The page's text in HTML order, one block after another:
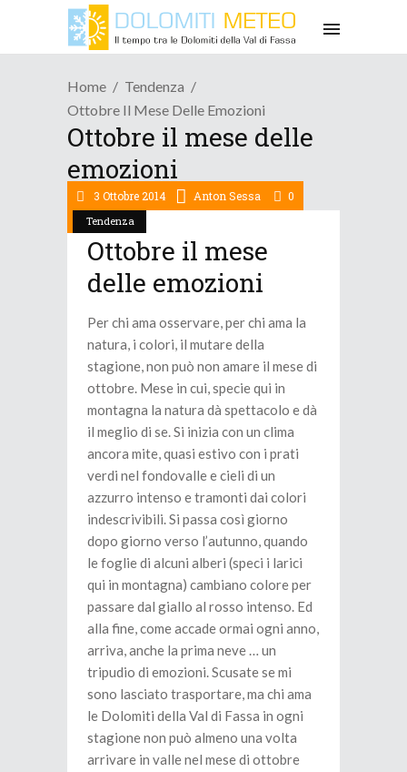
Home
Tendenza
Ottobre Il Mese Delle Emozioni
Ottobre il mese delle
emozioni
Tendenza
3 Ottobre 2014 Anton Sessa 0
Ottobre il mese
delle emozioni
Per chi ama osservare, per chi ama la
natura, i colori, il mutare della
stagione, non può non amare il mese di
ottobre. Mese in cui, specie qui in
montagna la natura dà spettacolo e dà
il meglio di se. Si inizia con un clima
ancora mite, quasi estivo con i prati
verdi nel fondovalle e cieli di un
azzurro intenso e tramonti dai colori
indescrivibili. Si passa così giorno
dopo giorno verso l’autunno, quando
le foglie di alcuni alberi (speci i larici
qui in montagna) cambiano colore per
passare dal giallo al rosso intenso. Ed
alla fine, come accade ormai ogni anno,
arriva, anche la prima neve … un
tripudio di emozioni. Scusate se mi
sono lasciato trasportare, ma chi ama
le Dolomiti della Val di Fassa in ogni
stagione non può almeno una volta
arrivare in valle nel mese di ottobre